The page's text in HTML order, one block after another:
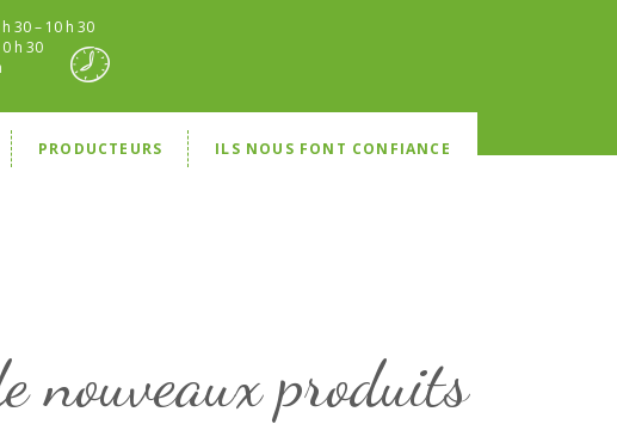
30 – 10 h 30
h 30
PRODUCTEURS ILS NOUS FONT CONFIANCE
nouveaux produits